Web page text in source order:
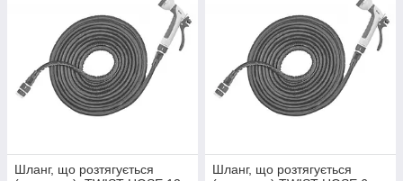
Шланг, що розтягується
Шланг, що розтягується